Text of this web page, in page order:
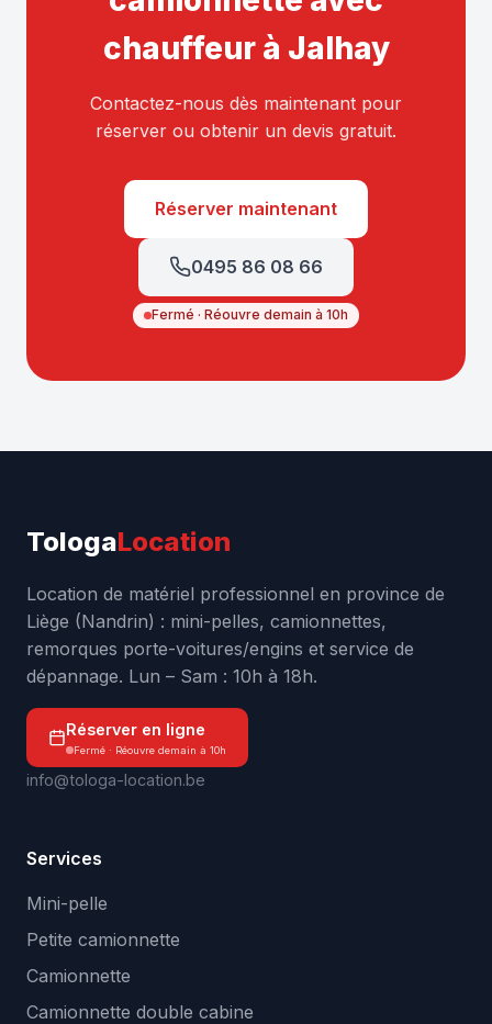
chauffeur à Jalhay
Contactez-nous dès maintenant pour
réserver ou obtenir un devis gratuit.
Réserver maintenant
0495 86 08 66
Fermé · Réouvre demain à 10h
TologaLocation
Location de matériel professionnel en province de
Liège (Nandrin) : mini-pelles, camionnettes,
remorques porte-voitures/engins et service de
dépannage. Lun – Sam : 10h à 18h.
Réserver en ligne
Fermé · Réouvre demain à 10h
info@tologa-location.be
Services
Mini-pelle
Petite camionnette
Camionnette
Camionnette double cabine